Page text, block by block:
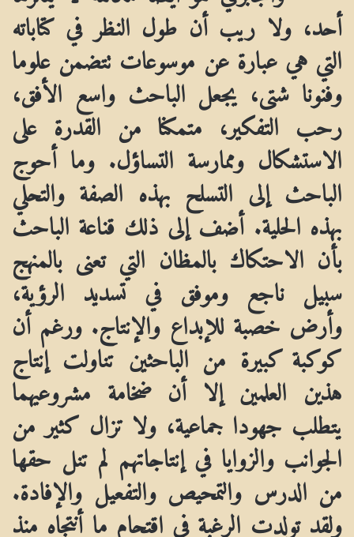
أحد، ولا ريب أن طول النظر في كتاباته
التي هي عبارة عن موسوعات تتضمن علوما
وفنونا شتى، يجعل الباحث واسع الأفق،
رحب التفكير، متمكنا من القدرة على
الاستشكال وممارسة التساؤل. وما أحوج
الباحث إلى التسلح بهذه الصفة والتحلي
بهذه الحلية. أضف إلى ذلك قناعة الباحث
بأن الاحتكاك بالمظان التي تعنى بالمنهج
سبيل ناجع وموفق في تسديد الرؤية،
وأرض خصبة للإبداع والإنتاج. ورغم أن
كوكبة كبيرة من الباحثين تناولت إنتاج
هذين العلمين إلا أن ضخامة مشروعيهما
يتطلب جهودا جماعية، ولا تزال كثير من
الجوانب والزوايا في إنتاجاتهم لم تنل حقها
من الدرس والتمحيص والتفعيل والإفادة.
ولقد تولدت الرغبة في اقتحام ما أنتجاه منذ